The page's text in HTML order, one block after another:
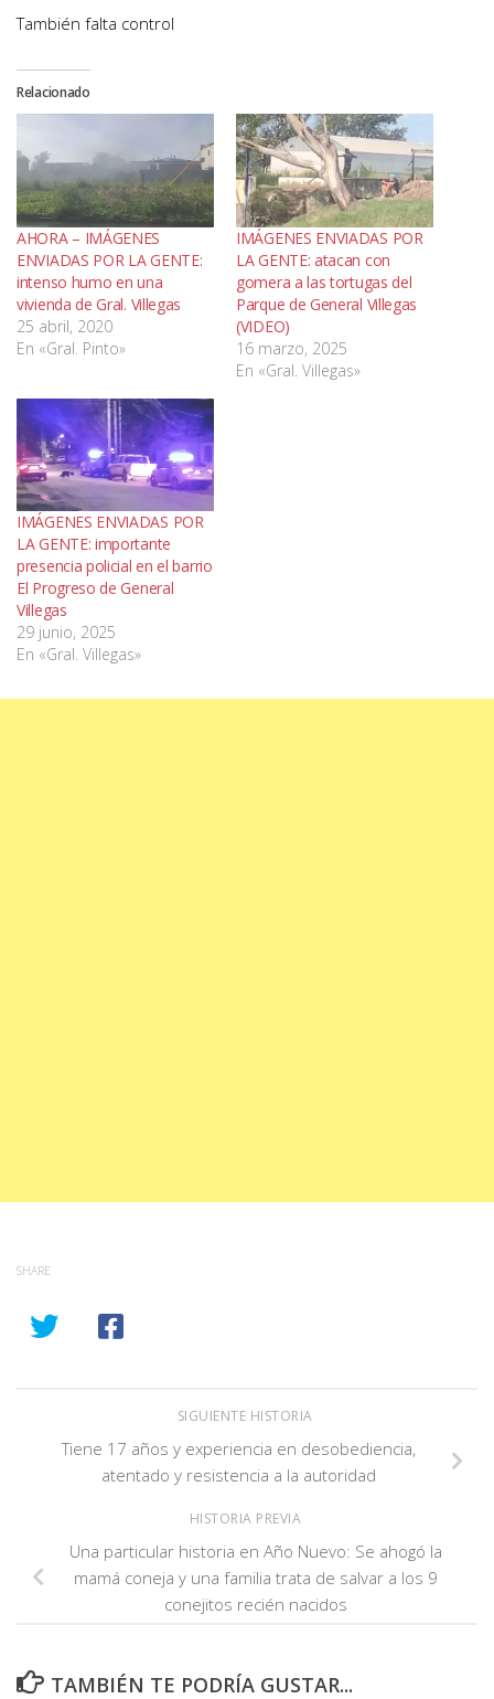
También falta control
Relacionado
AHORA – IMÁGENES
ENVIADAS POR LA GENTE:
intenso humo en una
vivienda de Gral. Villegas
25 abril, 2020
En «Gral. Pinto»
IMÁGENES ENVIADAS POR
LA GENTE: atacan con
gomera a las tortugas del
Parque de General Villegas
(VIDEO)
16 marzo, 2025
En «Gral. Villegas»
IMÁGENES ENVIADAS POR
LA GENTE: importante
presencia policial en el barrio
El Progreso de General
Villegas
29 junio, 2025
En «Gral. Villegas»
SHARE
SIGUIENTE HISTORIA
Tiene 17 años y experiencia en desobediencia,
atentado y resistencia a la autoridad
HISTORIA PREVIA
Una particular historia en Año Nuevo: Se ahogó la
mamá coneja y una familia trata de salvar a los 9
conejitos recién nacidos
TAMBIÉN TE PODRÍA GUSTAR...